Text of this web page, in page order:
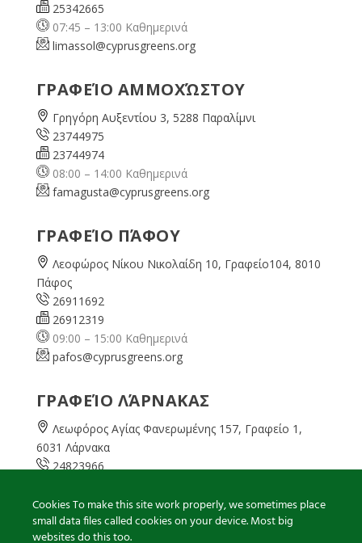
25342665
07:45 – 13:00 Καθημερινά
limassol@cyprusgreens.org
ΓΡΑΦΕΊΟ ΑΜΜΟΧΏΣΤΟΥ
Γρηγόρη Αυξεντίου 3, 5288 Παραλίμνι
23744975
23744974
08:00 – 14:00 Καθημερινά
famagusta@cyprusgreens.org
ΓΡΑΦΕΊΟ ΠΆΦΟΥ
Λεοφώρος Νίκου Νικολαίδη 10, Γραφείο104, 8010
Πάφος
26911692
26912319
09:00 – 15:00 Καθημερινά
pafos@cyprusgreens.org
ΓΡΑΦΕΊΟ ΛΆΡΝΑΚΑΣ
Λεωφόρος Αγίας Φανερωμένης 157, Γραφείο 1,
6031 Λάρνακα
24823966
08:00 – 16:00 Καθημερινά
larnaka@cyprusgreens.org
Cookies To make this site work properly, we sometimes place
small data files called cookies on your device. Most big
websites do this too.